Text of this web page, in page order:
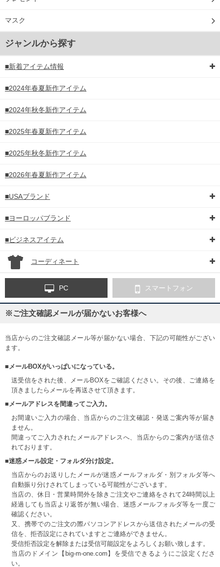
マスク
ジャンルから探す
■新着アイテム情報
■2024年春夏新作アイテム
■2024年秋冬新作アイテム
■2025年春夏新作アイテム
■2025年秋冬新作アイテム
■2026年春夏新作アイテム
■USAブランド
■ヨーロッパブランド
■ビジネスアイテム
コーディネート
PC スマートフォン
※ご注文確認メールが届かないお客様へ
当店からのご注文確認メール等が届かない場合、下記の可能性がござい
ます。
■メールBOXがいっぱいになっている。
送受信をされた後、メールBOXをご確認ください。その後、ご連絡を
頂きましたらメールを再送させて頂きます。
■メールアドレスを間違ってご入力。
お間違いご入力の場合、当店からのご注文確認・発送ご案内等が届き
ません。
間違ってご入力されたメールアドレスへ、当店からのご案内が送信さ
れております。
■迷惑メール設定・フォルダ分け設定。
当店からのお送りしたメールが迷惑メールフォルダ・別フォルダ等へ
自動振り分けされてしまっている可能性がございます。
当店の、休日・営業時間外を除きご注文やご連絡をされて24時間以上
経過しても当店より返答が無い場合、迷惑メールフォルダ等を一度ご
確認ください。
又、携帯でのご注文の際パソコンアドレスから送信されたメールの受
信を、拒否設定にされていますとご連絡ができません。
受信拒否設定を解除または受信可能設定をよろしくお願い致します。
当店のドメイン【big-m-one.com】を受信できるようにご設定くださ
い。